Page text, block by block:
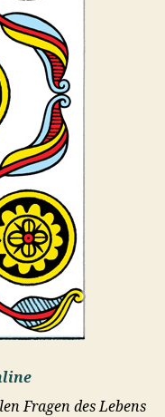
Fragen des Lebens